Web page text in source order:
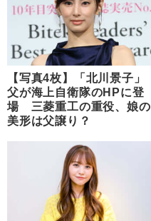
【写真4枚】「北川景子」
父が海上自衛隊のHPに登
場 三菱重工の重役、娘の
美形は父譲り？